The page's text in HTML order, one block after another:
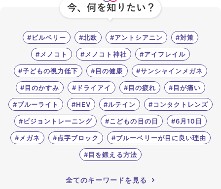
#ビルベリー #北欧 #アントシアニン #対策
#メノコト #メノコト神社 #アイフレイル
#子どもの視力低下 #目の健康 #サンシャインメガネ
#目のかすみ #ドライアイ #目の疲れ #目が痛い
#ブルーライト #HEV #ルテイン #コンタクトレンズ
#ビジョントレーニング #こどもの目の日 #6月10日
#メガネ #点字ブロック #ブルーベリーが目に良い理由
#目を鍛える方法
全てのキーワードを見る